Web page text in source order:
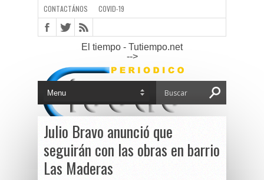
CONTACTÁNOS COVID-19
El tiempo - Tutiempo.net
-->
Julio Bravo anunció que
seguirán con las obras en barrio
Las Maderas